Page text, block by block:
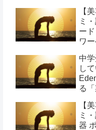
【
ミ
ー
ワ
中
し
る
と
い
【
ミ
器